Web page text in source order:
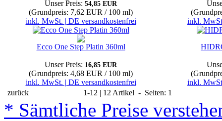
Unser Preis: 54,85 EUR
(Grundpreis: 7,62 EUR / 100 ml)
inkl. MwSt. | DE versandkostenfrei
inkl.
Ecco One Step Platin 360ml
Unser Preis: 16,85 EUR
(Grundpreis: 4,68 EUR / 100 ml)
inkl. MwSt. | DE versandkostenfrei
inkl.
zurück
1-12 | 12 Artikel - Seiten: 1
* Sämtliche Preise